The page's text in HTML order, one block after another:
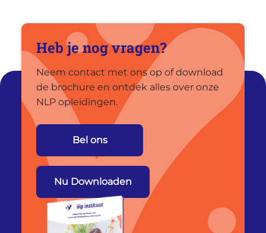
Heb je nog vragen?
Neem contact met ons op of download
de brochure en ontdek alles over onze
NLP opleidingen.
Bel ons
Nu Downloaden